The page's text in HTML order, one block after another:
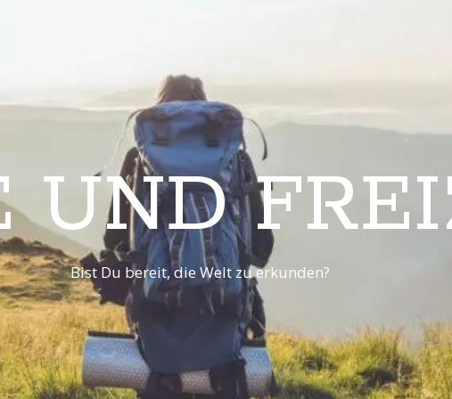
UND
Bist Du bereit, die Welt zu erkunden?